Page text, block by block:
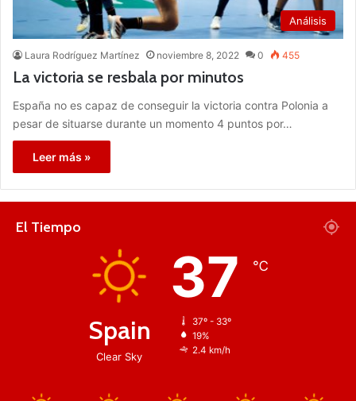
Análisis
Laura Rodríguez Martínez noviembre 8, 2022 0 455
La victoria se resbala por minutos
España no es capaz de conseguir la victoria contra Polonia a
pesar de situarse durante un momento 4 puntos por…
Leer más »
El Tiempo
Spain
Clear Sky
37 ℃
37º - 33º
19%
2.4 km/h